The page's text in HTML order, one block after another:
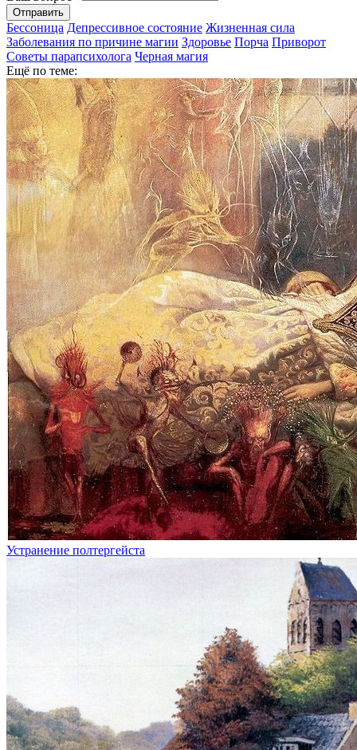
Отправить
Бессоница Депрессивное состояние Жизненная сила
Заболевания по причине магии Здоровье Порча Приворот
Советы парапсихолога Черная магия
Ещё по теме:
Устранение полтергейста